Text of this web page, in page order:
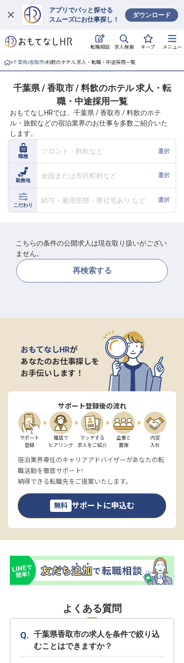
アプリでパッと探せる
スムーズにお仕事探し！
ダウンロード
転職相談 求人検索 キープ メニュー
ログイン
求人・施設を探す
就職・転職 合同説明会
おもてなしHRについて
ご利用の流れ
よくある質問
ホテル・宿泊業界情報コラム
千葉県 香取市 料飲のホテル 求人・転職・中途採用一覧
千葉県 / 香取市 / 料飲のホテル 求人・転
職・中途採用一覧
おもてなしHRでは、千葉県 / 香取市 / 料飲のホテ
ル・旅館などの宿泊業界のお仕事を多数ご紹介いた
します。
職種
フロント・料飲など 選択
勤務地
全国または市区町村など 選択
こだわり
給与・雇用形態・寮社宅あり など 選択
こちらの条件の公開求人は現在取り扱いがござい
ません。
再検索する
おもてなしHRが
あなたのお仕事探しを
お手伝いします！
サポート登録後の流れ
サポート
登録
電話で
ヒアリング
マッチする
求人をご紹介
企業と
面接
内定
入社
宿泊業界専任のキャリアアドバイザーがあなたの転
職活動を徹底サポート!
納得できる転職先をご提案いたします。
無料 サポートに申込む
よくある質問
千葉県香取市の求人を条件で絞り込
むことはできますか？